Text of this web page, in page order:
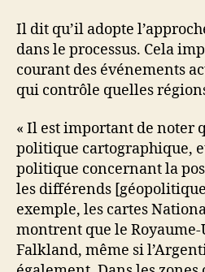
Il dit qu’il adopte
dans le processus. Cela
courant des événements
qui contrôle quelles
« Il est important de noter
politique cartographique,
politique concernant la
les différends
exemple, les cartes
montrent que le
Falkland, même si